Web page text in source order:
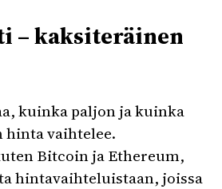
– kaksiteräinen
kuinka paljon ja kuinka
hinta vaihtelee.
Bitcoin ja Ethereum,
hintavaihteluistaan, joissa